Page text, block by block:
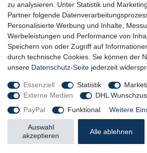
Bestellung widerrufen
Datenschutzerklärung
AGB
Impressum
Newsletter
Newsletter-Anmeldung
© Copyright 2026 Trainingsunterlagen24 GmbH.
zu analysieren. Unter Statistik und
Partner folgende
Personalisierte Werbung und Inhalte,
Werbeleistungen und Performance von
Speichern von oder Zugriff auf
durch technische Cookies. Sie können der
unsere Datenschutz-Seite jederzeit
Essenziell Statistik
Externe Medien
DHL
PayPal
Funktional Weitere
Alle ablehnen
Auswahl
akzeptieren